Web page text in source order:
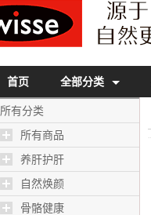
首页 全部分类
所有分类
所有商品
养肝护肝
自然焕颜
骨骼健康